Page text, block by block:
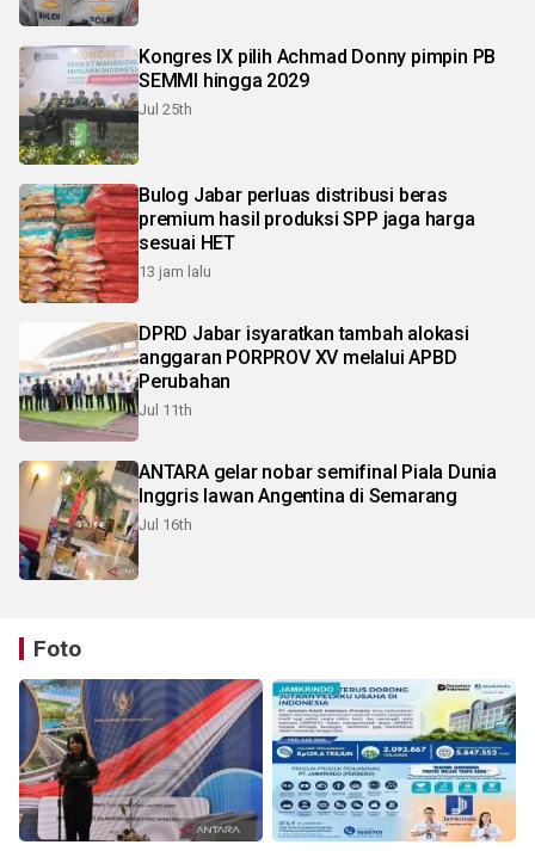
Kongres IX pilih Achmad Donny pimpin PB
SEMMI hingga 2029
Jul 25th
Bulog Jabar perluas distribusi beras
premium hasil produksi SPP jaga harga
sesuai HET
13 jam lalu
DPRD Jabar isyaratkan tambah alokasi
anggaran PORPROV XV melalui APBD
Perubahan
Jul 11th
ANTARA gelar nobar semifinal Piala Dunia
Inggris lawan Angentina di Semarang
Jul 16th
Foto